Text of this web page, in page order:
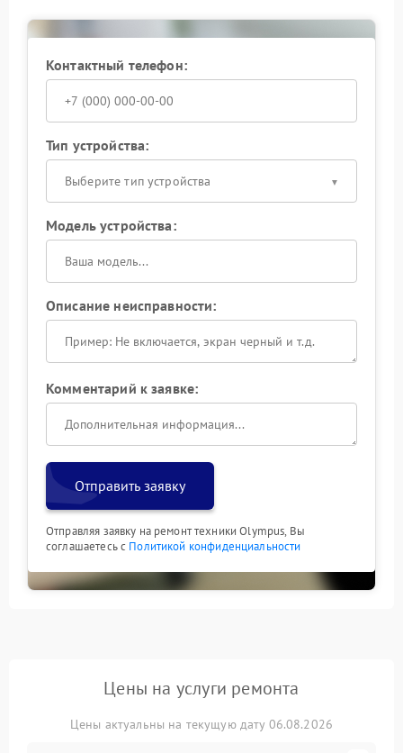
техники.
Контактный телефон:
Тип устройства:
Выберите тип устройства
Модель устройства:
Описание неисправности:
Комментарий к заявке:
Отправить заявку
Отправляя заявку на ремонт техники Olympus, Вы
соглашаетесь с Политикой конфиденциальности
Цены на услуги ремонта
Цены актуальны на текущую дату 06.08.2026